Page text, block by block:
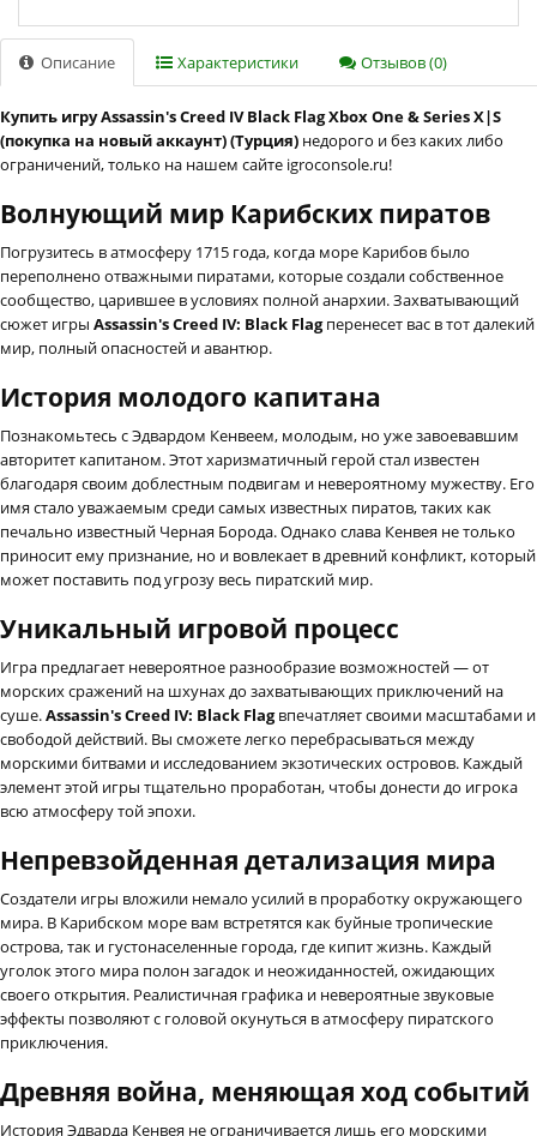
Описание Характеристики Отзывов (0)
Купить игру Assassin's Creed IV Black Flag Xbox One & Series X|S
(покупка на новый аккаунт) (Турция) недорого и без каких либо
ограничений, только на нашем сайте igroconsole.ru!
Волнующий мир Карибских пиратов
Погрузитесь в атмосферу 1715 года, когда море Карибов было
переполнено отважными пиратами, которые создали собственное
сообщество, царившее в условиях полной анархии. Захватывающий
сюжет игры Assassin's Creed IV: Black Flagперенесет вас в тот далекий
мир, полный опасностей и авантюр.
История молодого капитана
Познакомьтесь с Эдвардом Кенвеем, молодым, но уже завоевавшим
авторитет капитаном. Этот харизматичный герой стал известен
благодаря своим доблестным подвигам и невероятному мужеству. Его
имя стало уважаемым среди самых известных пиратов, таких как
печально известный Черная Борода. Однако слава Кенвея не только
приносит ему признание, но и вовлекает в древний конфликт, который
может поставить под угрозу весь пиратский мир.
Уникальный игровой процесс
Игра предлагает невероятное разнообразие возможностей — от
морских сражений на шхунах до захватывающих приключений на
суше.Assassin's Creed IV: Black Flagвпечатляет своими масштабами и
свободой действий. Вы сможете легко перебрасываться между
морскими битвами и исследованием экзотических островов. Каждый
элемент этой игры тщательно проработан, чтобы донести до игрока
всю атмосферу той эпохи.
Непревзойденная детализация мира
Создатели игры вложили немало усилий в проработку окружающего
мира. В Карибском море вам встретятся как буйные тропические
острова, так и густонаселенные города, где кипит жизнь. Каждый
уголок этого мира полон загадок и неожиданностей, ожидающих
своего открытия. Реалистичная графика и невероятные звуковые
эффекты позволяют с головой окунуться в атмосферу пиратского
приключения.
Древняя война, меняющая ход событий
История Эдварда Кенвея не ограничивается лишь его морскими